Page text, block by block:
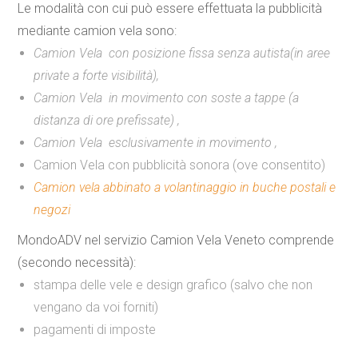
Le modalità con cui può essere effettuata la pubblicità
mediante camion vela sono:
Camion Vela con posizione fissa senza autista(in aree
private a forte visibilità),
Camion Vela in movimento con soste a tappe (a
distanza di ore prefissate) ,
Camion Vela esclusivamente in movimento ,
Camion Vela con pubblicità sonora (ove consentito)
Camion vela abbinato a volantinaggio in buche postali e
negozi
MondoADV nel servizio Camion Vela Veneto comprende
(secondo necessità):
stampa delle vele e design grafico (salvo che non
vengano da voi forniti)
pagamenti di imposte